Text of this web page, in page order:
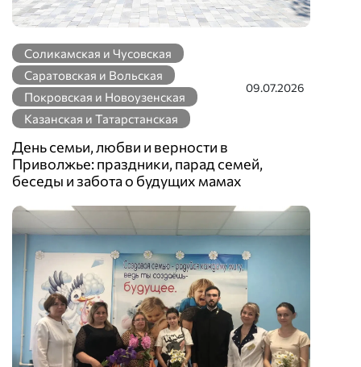
Соликамская и Чусовская
Саратовская и Вольская
Покровская и Новоузенская
Казанская и Татарстанская
09.07.2026
День семьи, любви и верности в
Приволжье: праздники, парад семей,
беседы и забота о будущих мамах